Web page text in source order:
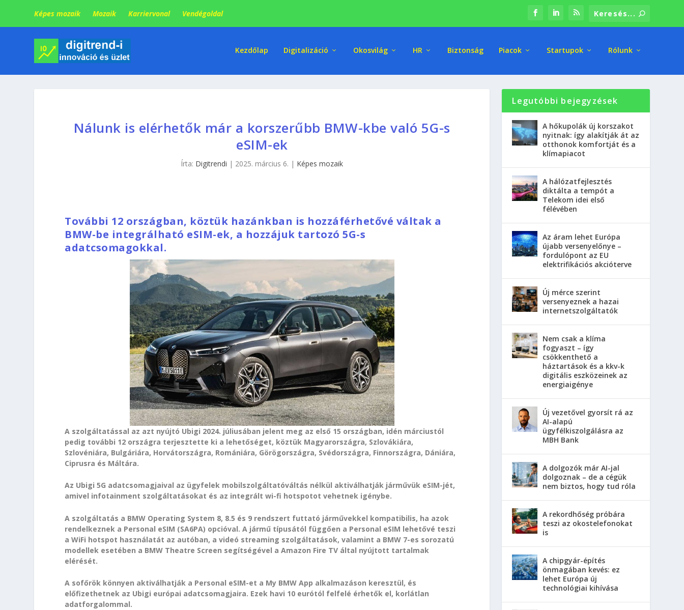
Képes mozaik Mozaik Karriervonal Vendégoldal
Kezdőlap Digitalizáció Okosvilág HR Biztonság Piacok Startupok Rólunk
Nálunk is elérhetők már a korszerűbb BMW-kbe való 5G-s
eSIM-ek
Írta: Digitrendi | 2025. március 6. | Képes mozaik
További 12 országban, köztük hazánkban is hozzáférhetővé váltak a
BMW-be integrálható eSIM-ek, a hozzájuk tartozó 5G-s
adatcsomagokkal.
A szolgáltatással az azt nyújtó Ubigi 2024. júliusában jelent meg az első 15 országban, idén márciustól
pedig további 12 országra terjesztette ki a lehetőséget, köztük Magyarországra, Szlovákiára,
Szlovéniára, Bulgáriára, Horvátországra, Romániára, Görögországra, Svédországra, Finnországra, Dániára,
Ciprusra és Máltára.
Az Ubigi 5G adatcsomagjaival az ügyfelek mobilszolgáltatóváltás nélkül aktiválhatják járművük eSIM-jét,
amivel infotainment szolgáltatásokat és az integrált wi-fi hotspotot vehetnek igénybe.
A szolgáltatás a BMW Operating System 8, 8.5 és 9 rendszert futtató járművekkel kompatibilis, ha azok
rendelkeznek a Personal eSIM (SA6PA) opcióval. A jármű típusától függően a Personal eSIM lehetővé teszi
a WiFi hotspot használatát az autóban, a videó streaming szolgáltatások, valamint a BMW 7-es sorozatú
modellek esetében a BMW Theatre Screen segítségével a Amazon Fire TV által nyújtott tartalmak
elérését.
A sofőrök könnyen aktiválhatják a Personal eSIM-et a My BMW App alkalmazáson keresztül, és
előfizethetnek az Ubigi európai adatcsomagjaira. Ezek havi 10 eurótól felfelé érhetők el, korlátlan
adatforgalommal.
Legutóbbi bejegyzések
A hőkupolák új korszakot
nyitnak: így alakítják át az
otthonok komfortját és a
klímapiacot
A hálózatfejlesztés
diktálta a tempót a
Telekom idei első
félévében
Az áram lehet Európa
újabb versenyelőnye –
fordulópont az EU
elektrifikációs akcióterve
Új mérce szerint
versenyeznek a hazai
internetszolgáltatók
Nem csak a klíma
fogyaszt – így
csökkenthető a
háztartások és a kkv-k
digitális eszközeinek az
energiaigénye
Új vezetővel gyorsít rá az
AI-alapú
ügyfélkiszolgálásra az
MBH Bank
A dolgozók már AI-jal
dolgoznak – de a cégük
nem biztos, hogy tud róla
A rekordhőség próbára
teszi az okostelefonokat
is
A chipgyár-építés
önmagában kevés: ez
lehet Európa új
technológiai kihívása